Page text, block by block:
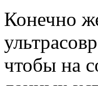
Конечно
чтобы на